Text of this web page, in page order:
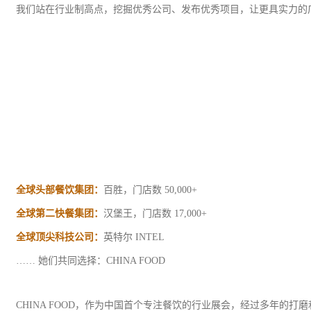
我们站在行业制高点，挖掘优秀公司、发布优秀项目，让更具实力
全球头部餐饮集团： 百胜，门店数 50,000+
全球第二快餐集团： 汉堡王，门店数 17,000+
全球顶尖科技公司： 英特尔 INTEL
…… 她们共同选择：CHINA FOOD
CHINA FOOD，作为中国首个专注餐饮的行业展会，经过多年的打